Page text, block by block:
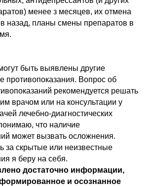
менее з месяцев, их отмена
назад, планы смены препаратов в
быть выявлены другие
противопоказания. Вопрос об
рекомендуется решать
врачом или на консультации у
лечебно-диагностических
что наличие
может вызвать осложнения.
за скрытые или неизвестные
я беру на себя.
достаточно информации,
и осознанное